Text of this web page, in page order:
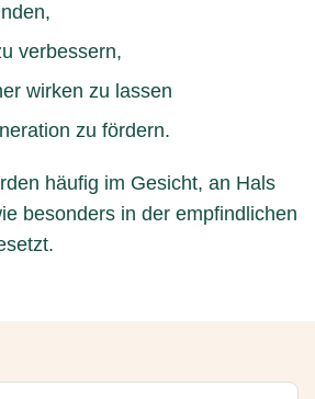
verbessern,
wirken zu lassen
zu fördern.
häufig im Gesicht, an Hals
besonders in der empfindlichen